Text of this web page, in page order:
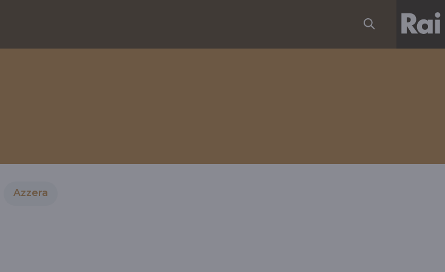
Azzera